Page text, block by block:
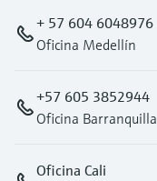
+ 57 604 6048976
Oficina Medellín
+57 605 3852944
Oficina Barranquilla
Oficina Cali